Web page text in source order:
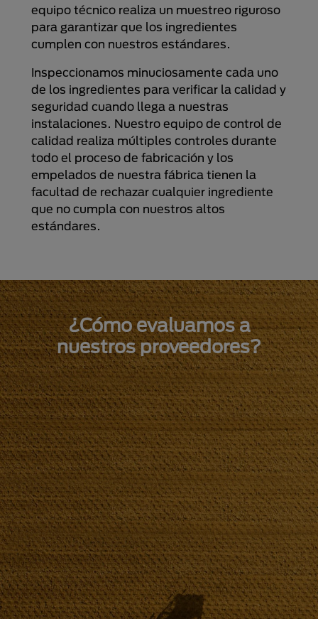
equipo técnico realiza un muestreo riguroso
para garantizar que los ingredientes
cumplen con nuestros estándares.
Inspeccionamos minuciosamente cada uno
de los ingredientes para verificar la calidad y
seguridad cuando llega a nuestras
instalaciones. Nuestro equipo de control de
calidad realiza múltiples controles durante
todo el proceso de fabricación y los
empelados de nuestra fábrica tienen la
facultad de rechazar cualquier ingrediente
que no cumpla con nuestros altos
estándares.
¿Cómo evaluamos a
nuestros proveedores?